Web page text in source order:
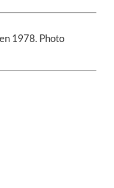
1978. Photo